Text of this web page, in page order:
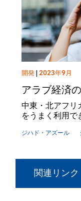
開発|2023年9月
アラブ経済
中東・北アフ
をうまく利用で
ジハド・アズール
関連リンク